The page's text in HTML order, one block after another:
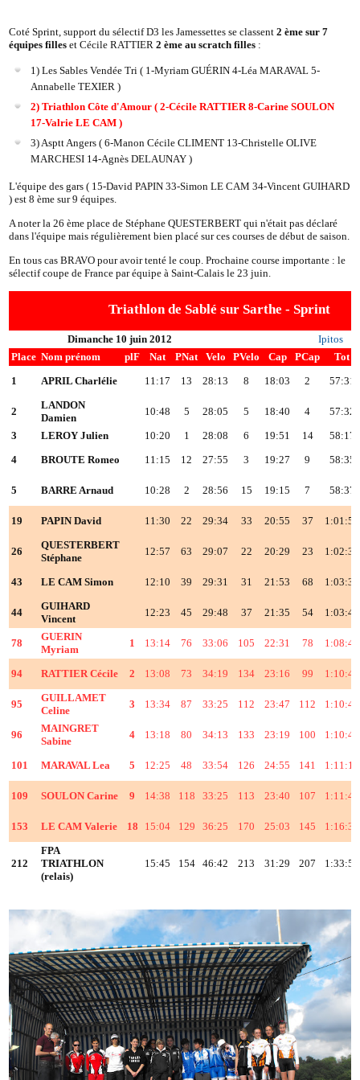
Coté Sprint, support du sélectif D3 les Jamessettes se classent2 ème sur 7
équipes filles et Cécile RATTIER2 ème au scratch filles :
1) Les Sables Vendée Tri ( 1-Myriam GUÉRIN 4-Léa MARAVAL 5-
Annabelle TEXIER )
2) Triathlon Côte d'Amour ( 2-Cécile RATTIER 8-Carine SOULON
17-Valrie LE CAM )
3) Asptt Angers ( 6-Manon Cécile CLIMENT 13-Christelle OLIVE
MARCHESI 14-Agnès DELAUNAY )
L'équipe des gars ( 15-David PAPIN 33-Simon LE CAM 34-Vincent GUIHARD
) est 8 ème sur 9 équipes.
A noter la 26 ème place de Stéphane QUESTERBERT qui n'était pas déclaré
dans l'équipe mais régulièrement bien placé sur ces courses de début de saison.
En tous cas BRAVO pour avoir tenté le coup. Prochaine course importante : le
sélectif coupe de France par équipe à Saint-Calais le 23 juin.
Triathlon de Sablé sur Sarthe - Sprint
Dimanche 10 juin 2012
Ipitos
Place Nom prénom plF Nat PNat Velo PVelo Cap PCap Tot
1 APRIL Charlélie 11:17 13 28:13 8 18:03 2 57:31
2
LANDON
Damien
10:48 5 28:05 5 18:40 4 57:32
3 LEROY Julien 10:20 1 28:08 6 19:51 14 58:17
4 BROUTE Romeo 11:15 12 27:55 3 19:27 9 58:35
5 BARRE Arnaud 10:28 2 28:56 15 19:15 7 58:37
19 PAPIN David 11:30 22 29:34 33 20:55 37 1:01:57
26
QUESTERBERT
Stéphane
12:57 63 29:07 22 20:29 23 1:02:31
43 LE CAM Simon 12:10 39 29:31 31 21:53 68 1:03:32
44
GUIHARD
Vincent
12:23 45 29:48 37 21:35 54 1:03:44
78
GUERIN
Myriam
1 13:14 76 33:06 105 22:31 78 1:08:49
94 RATTIER Cécile 2 13:08 73 34:19 134 23:16 99 1:10:41
95
GUILLAMET
Celine
3 13:34 87 33:25 112 23:47 112 1:10:44
96
MAINGRET
Sabine
4 13:18 80 34:13 133 23:19 100 1:10:48
101 MARAVAL Lea 5 12:25 48 33:54 126 24:55 141 1:11:12
109 SOULON Carine 9 14:38 118 33:25 113 23:40 107 1:11:41
153 LE CAM Valerie 18 15:04 129 36:25 170 25:03 145 1:16:30
212
FPA
TRIATHLON
(relais)
15:45 154 46:42 213 31:29 207 1:33:54